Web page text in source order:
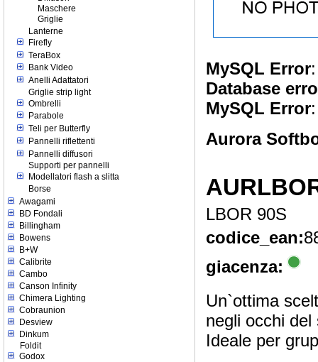
Maschere
Griglie
Lanterne
Firefly
TeraBox
Bank Video
Anelli Adattatori
Griglie strip light
Ombrelli
Parabole
Teli per Butterfly
Pannelli riflettenti
Pannelli diffusori
Supporti per pannelli
Modellatori flash a slitta
Borse
Awagami
BD Fondali
Billingham
Bowens
B+W
Calibrite
Cambo
Canson Infinity
Chimera Lighting
Cobraunion
Desview
Dinkum
Foldit
Godox
MySQL Error
Database
MySQL Error
Aurora
LBOR 90S
codice_ean:
giacenza:
Un`ottima
negli occhi del
Ideale per